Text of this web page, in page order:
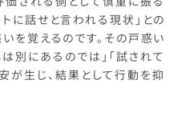
トに話せと言われる現状」との
を覚えるのです。その戸惑い
別にあるのでは」「試されて
が生じ、結果として行動を抑